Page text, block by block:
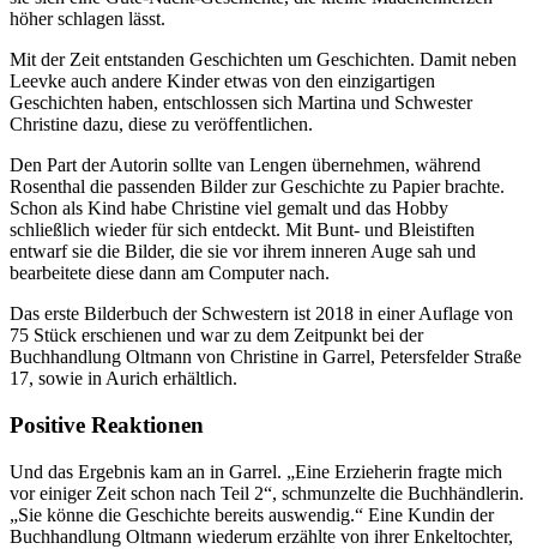
höher schlagen lässt.
Mit der Zeit entstanden Geschichten um Geschichten. Damit neben
Leevke auch andere Kinder etwas von den einzigartigen
Geschichten haben, entschlossen sich Martina und Schwester
Christine dazu, diese zu veröffentlichen.
Den Part der Autorin sollte van Lengen übernehmen, während
Rosenthal die passenden Bilder zur Geschichte zu Papier brachte.
Schon als Kind habe Christine viel gemalt und das Hobby
schließlich wieder für sich entdeckt. Mit Bunt- und Bleistiften
entwarf sie die Bilder, die sie vor ihrem inneren Auge sah und
bearbeitete diese dann am Computer nach.
Das erste Bilderbuch der Schwestern ist 2018 in einer Auflage von
75 Stück erschienen und war zu dem Zeitpunkt bei der
Buchhandlung Oltmann von Christine in Garrel, Petersfelder Straße
17, sowie in Aurich erhältlich.
Positive Reaktionen
Und das Ergebnis kam an in Garrel. „Eine Erzieherin fragte mich
vor einiger Zeit schon nach Teil 2“, schmunzelte die Buchhändlerin.
„Sie könne die Geschichte bereits auswendig.“ Eine Kundin der
Buchhandlung Oltmann wiederum erzählte von ihrer Enkeltochter,